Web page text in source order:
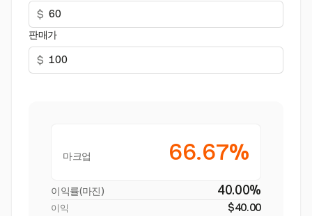
$
판매가
$
마크업 66.67%
이익률(마진) 40.00%
이익 $40.00